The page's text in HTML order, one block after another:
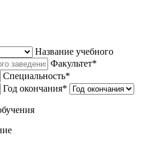
Название учебного
Факультет*
Специальность*
Год окончания*